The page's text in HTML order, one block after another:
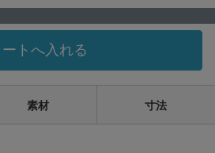
ートへ入れる
素材 寸法